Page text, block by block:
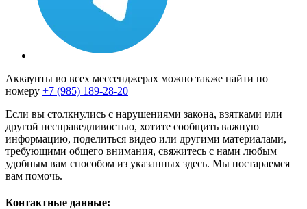
Аккаунты во всех мессенджерах можно также найти по
номеру +7 (985) 189-28-20
Если вы столкнулись с нарушениями закона, взятками или
другой несправедливостью, хотите сообщить важную
информацию, поделиться видео или другими материалами,
требующими общего внимания, свяжитесь с нами любым
удобным вам способом из указанных здесь. Мы постараемся
вам помочь.
Контактные данные: